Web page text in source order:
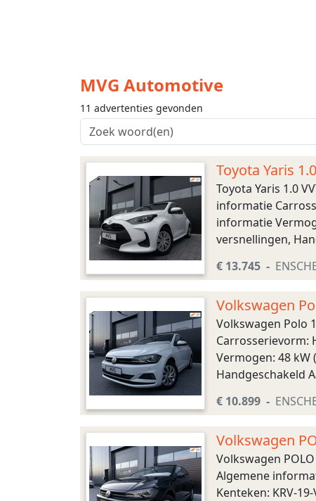
MVG Automotive
11 advertenties gevonden
Toyota Yaris
Toyota Yaris 1.0
informatie
informatie
versnellingen,
€ 13.745
Volkswagen
Volkswagen Polo
Carrosserievorm:
Vermogen: 48 kW
Handgeschakeld
€ 10.899
Volkswagen
Volkswagen
Algemene
Kenteken: KRV-